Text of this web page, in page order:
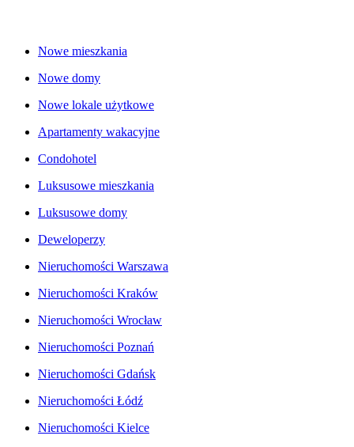
Nowe mieszkania
Nowe domy
Nowe lokale użytkowe
Apartamenty wakacyjne
Condohotel
Luksusowe mieszkania
Luksusowe domy
Deweloperzy
Nieruchomości Warszawa
Nieruchomości Kraków
Nieruchomości Wrocław
Nieruchomości Poznań
Nieruchomości Gdańsk
Nieruchomości Łódź
Nieruchomości Kielce